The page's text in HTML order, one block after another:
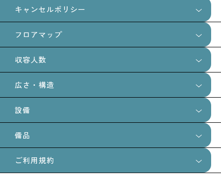
展示会
POPUP
千代田線「乃木坂駅」5番出口より徒歩8分
日比谷線「六本木駅」より徒歩15分
日比谷線「広尾駅」より徒歩15分
都営バス「西麻布」停留所より徒歩5分
キャンセルポリシー
数に応じて、以下の通り発生いたします。
・2日前：ご利用料金の50%
・当日：ご利用料金の90%
フロアマップ
収容人数
レセプション（立食）：30〜40名程度
着席イベント：15〜20名程度
広さ・構造
ギャラリー部分：48.5平米
バール部分：17.6平米
天井高
設備
※近隣の駐車場をご利用ください。
トイレ：あり
備品
ご利用規約